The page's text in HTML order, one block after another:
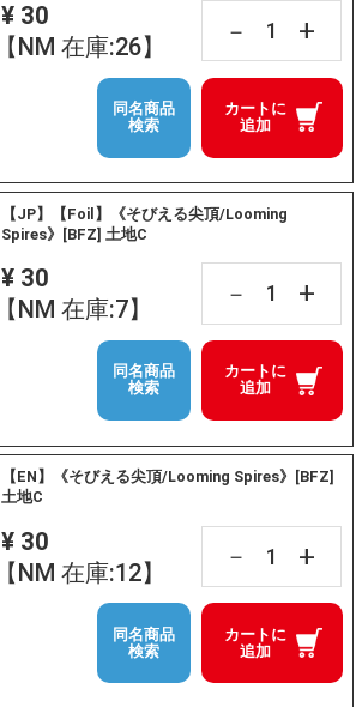
¥ 30
【NM 在庫:26】
－ +
カートに
追加
同名商品
検索
【JP】【Foil】《そびえる尖頂/Looming
Spires》[BFZ] 土地C
¥ 30
【NM 在庫:7】
－ +
カートに
追加
同名商品
検索
【EN】《そびえる尖頂/Looming Spires》[BFZ]
土地C
¥ 30
【NM 在庫:12】
－ +
カートに
追加
同名商品
検索